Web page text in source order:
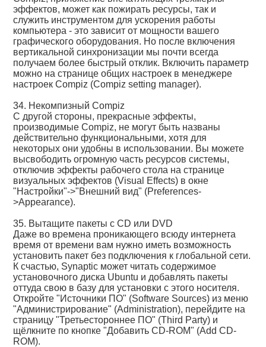
эффектов, может как пожирать ресурсы, так и
служить инструментом для ускорения работы
компьютера - это зависит от мощности вашего
графического оборудования. Но после включения
вертикальной синхронизации мы почти всегда
получаем более быстрый отклик. Включить параметр
можно на странице общих настроек в менеджере
настроек Compiz (Compiz setting manager).
34. Некомпизный Compiz
С другой стороны, прекрасные эффекты,
производимые Compiz, не могут быть названы
действительно функциональными, хотя для
некоторых они удобны в использовании. Вы можете
высвободить огромную часть ресурсов системы,
отключив эффекты рабочего стола на странице
визуальных эффектов (Visual Effects) в окне
"Настройки"->"Внешний вид" (Preferences-
>Appearance).
35. Вытащите пакеты с CD или DVD
Даже во времена проникающего всюду интернета
время от времени вам нужно иметь возможность
установить пакет без подключения к глобальной сети.
К счастью, Synaptic может читать содержимое
установочного диска Ubuntu и добавлять пакеты
оттуда свою в базу для установки с этого носителя.
Откройте "Источники ПО" (Software Sources) из меню
"Администрирование" (Administration), перейдите на
страницу "Третьестороннее ПО" (Third Party) и
щёлкните по кнопке "Добавить CD-ROM" (Add CD-
ROM).